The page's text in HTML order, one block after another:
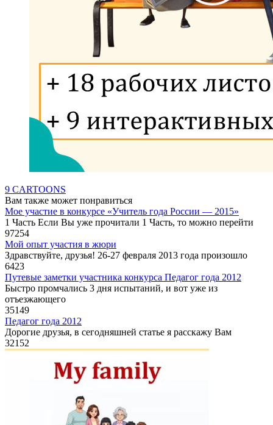
9 CARTOONS
Вам также может понравиться
Мое участие в конкурсе «Учитель года России — 2015»
1 Часть Если Вы уже прочитали 1 Часть, то можно перейти
97254
Мой опыт участия в жюри
Здравствуйте, друзья! 26-27 февраля 2013 года произошло
6423
Путевые заметки участника конкурса Педагог года 2012
Быстро промчались 3 дня испытаний, и вот уже из
отъезжающего
35149
Педагог года 2012
Дорогие друзья, в сегодняшней статье я расскажу Вам
32152